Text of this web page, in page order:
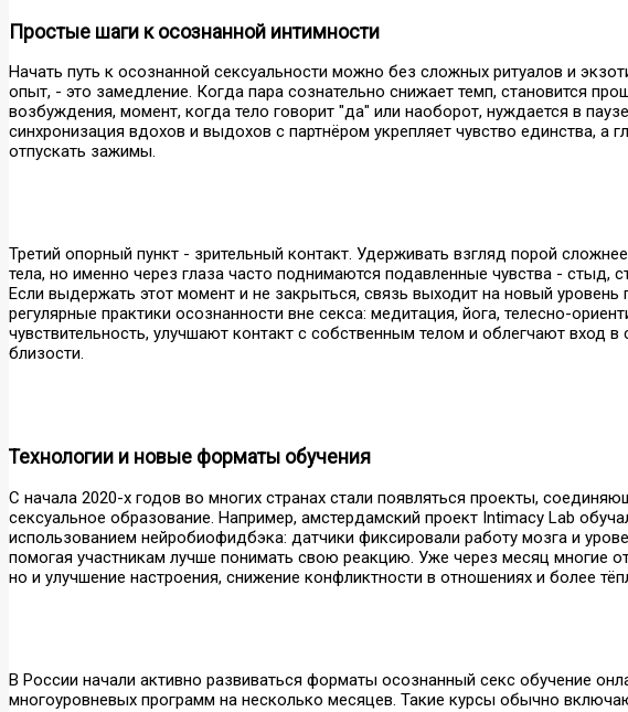
Простые шаги к осознанной интимности
Начать путь к осознанной сексуальности можно без сложных ритуалов и
опыт, - это замедление. Когда пара сознательно снижает темп, становится
возбуждения, момент, когда тело говорит "да" или наоборот, нуждается в
синхронизация вдохов и выдохов с партнёром укрепляет чувство единства, а
отпускать зажимы.
Третий опорный пункт - зрительный контакт. Удерживать взгляд порой
тела, но именно через глаза часто поднимаются подавленные чувства - стыд,
Если выдержать этот момент и не закрыться, связь выходит на новый
регулярные практики осознанности вне секса: медитация, йога, телесно-
чувствительность, улучшают контакт с собственным телом и облегчают вход в
близости.
Технологии и новые форматы обучения
С начала 2020-х годов во многих странах стали появляться проекты,
сексуальное образование. Например, амстердамский проект Intimacy Lab
использованием нейробиофидбэка: датчики фиксировали работу мозга и
помогая участникам лучше понимать свою реакцию. Уже через месяц многие
но и улучшение настроения, снижение конфликтности в отношениях и более
В России начали активно развиваться форматы осознанный секс обучение
многоуровневых программ на несколько месяцев. Такие курсы обычно